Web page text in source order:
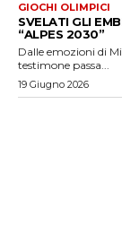
GIOCHI OLIMPICI
SVELATI GLI
“ALPES 2030”
Dalle emozioni di
testimone passa...
19 Giugno 2026